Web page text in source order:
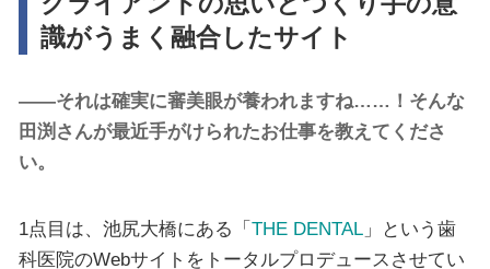
識がうまく融合したサイト
――それは確実に審美眼が養われますね……！そんな
田渕さんが最近手がけられたお仕事を教えてくださ
い。
1点目は、池尻大橋にある「 THE DENTAL」という歯
科医院のWebサイトをトータルプロデュースさせてい